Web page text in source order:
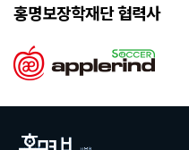
홍명보장학재단 협력사